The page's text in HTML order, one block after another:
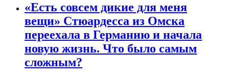
«Есть совсем дикие для меня
вещи» Стюардесса из Омска
переехала в Германию и начала
новую жизнь. Что было самым
сложным?